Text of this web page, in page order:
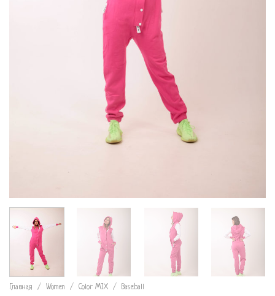
Главная / Women / Color MIX / Baseball